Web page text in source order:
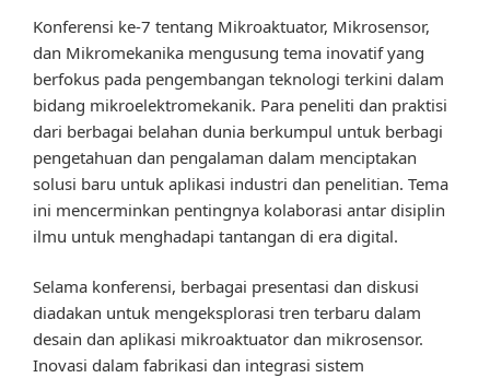
Konferensi ke-7 tentang Mikroaktuator, Mikrosensor,
dan Mikromekanika mengusung tema inovatif yang
berfokus pada pengembangan teknologi terkini dalam
bidang mikroelektromekanik. Para peneliti dan praktisi
dari berbagai belahan dunia berkumpul untuk berbagi
pengetahuan dan pengalaman dalam menciptakan
solusi baru untuk aplikasi industri dan penelitian. Tema
ini mencerminkan pentingnya kolaborasi antar disiplin
ilmu untuk menghadapi tantangan di era digital.
Selama konferensi, berbagai presentasi dan diskusi
diadakan untuk mengeksplorasi tren terbaru dalam
desain dan aplikasi mikroaktuator dan mikrosensor.
Inovasi dalam fabrikasi dan integrasi sistem